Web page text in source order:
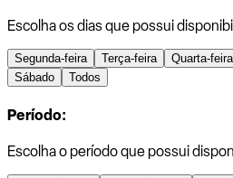
Escolha os dias que possui
Segunda-feira Terça-feira Quarta-feira
Sábado
Todos
Período:
Escolha o período que possui